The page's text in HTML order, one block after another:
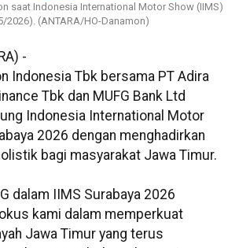
saat Indonesia International Motor Show (IIMS)
2026). (ANTARA/HO-Danamon)
-
Indonesia Tbk bersama PT Adira
Tbk dan MUFG Bank Ltd
Indonesia International Motor
2026 dengan menghadirkan
bagi masyarakat Jawa Timur.
dalam IIMS Surabaya 2026
kami dalam memperkuat
Jawa Timur yang terus